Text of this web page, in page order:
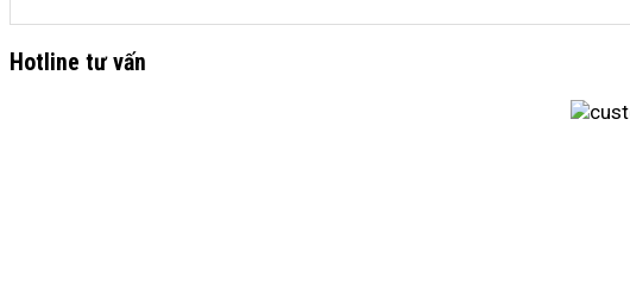
Hotline tư vấn